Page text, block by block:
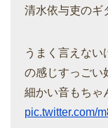
清水依与吏のギ
うまく言えない
の感じすっごい
細かい音もちゃ
pic.twitter.com/